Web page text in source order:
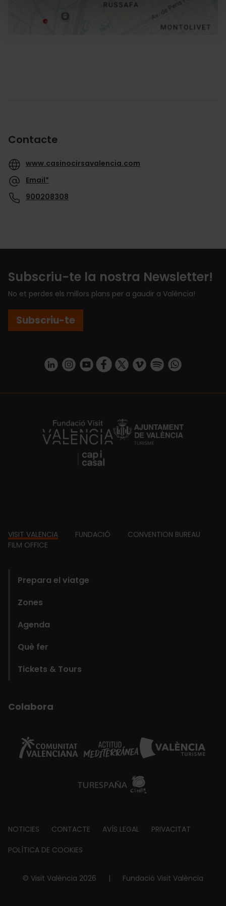
Contacte
www.casinocirsavalencia.com
Email*
900208308
Subscriu-te la nostra Newsletter!
No et perdes els millors plans per a gaudir a València!
Subscriu-te
https://www.linkedin.com/company/turismo-valencia/mycompany/
https://www.instagram.com/visit_valencia/
https://www.youtube.com/user/
https://www.facebook.com/
https://twitter.com/
https://vimeo.com/
https://https://api.whatsapp.com/
https://fundacion.visitvalencia.com/
Footer
VISIT VALENCIA FUNDACIÓ
CONVENTION BUREAU
FILM OFFICE
Prepara el viatge
Zones
Agenda
Què fer
Tickets & Tours
Colabora
Footer
about
NOTICIES CONTACTE AVÍS LEGAL PRIVACITAT
POLÍTICA DE COOKIES
© Visit València 2026 | Fundació Visit València